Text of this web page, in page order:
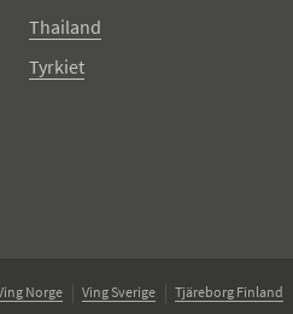
Thailand
Tyrkiet
Norge Ving Sverige
Tjäreborg Finland